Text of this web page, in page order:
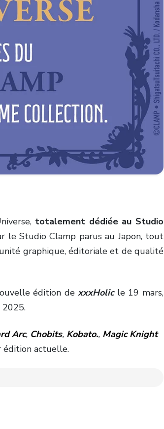
totalement dédiée au Studio
le Studio Clamp parus au Japon, tout
graphique, éditoriale et de qualité
édition dexxxHolicle 19 mars,
Arc, Chobits, Kobato., Magic Knight
actuelle.